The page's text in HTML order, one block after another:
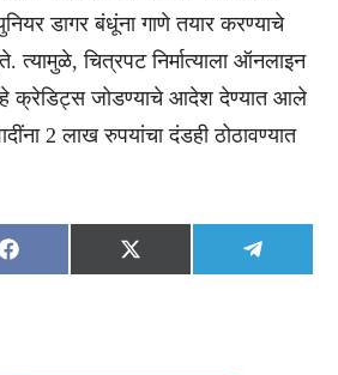
डागर बंधूंना गाणे तयार करण्याचे
त्यामुळे, चित्रपट निर्मात्याला ऑनलाइन
हे क्रेडिट्स जोडण्याचे आदेश देण्यात आले
2 लाख रुपयांचा दंडही ठोठावण्यात
Share
on
Facebook
Share
on
X
(Twitter)
Share
on